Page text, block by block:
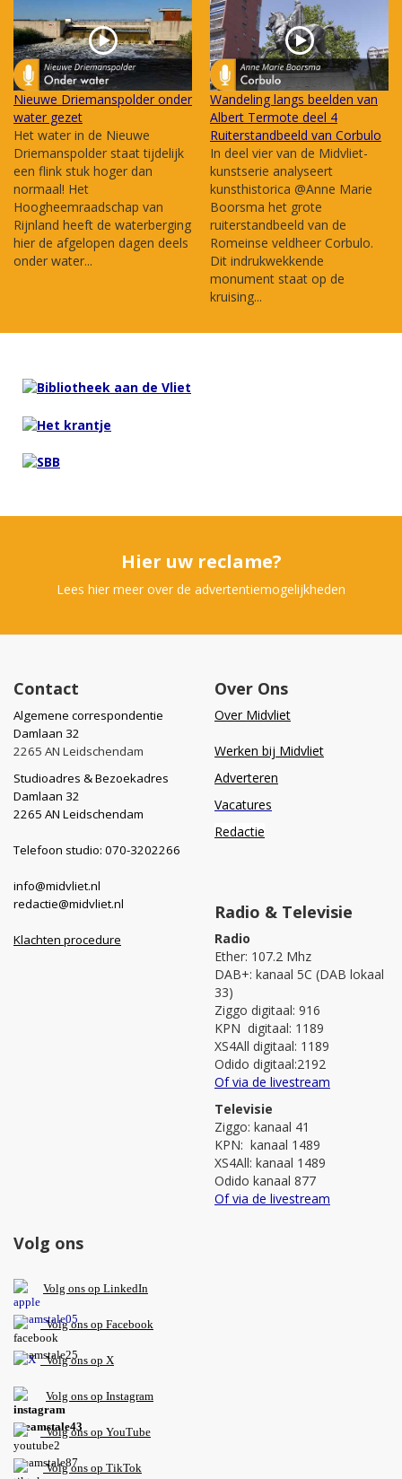
Nieuwe Driemanspolder onder
water gezet
Het water in de Nieuwe
Driemanspolder staat tijdelijk
een flink stuk hoger dan
normaal! Het
Hoogheemraadschap van
Rijnland heeft de waterberging
hier de afgelopen dagen deels
onder water...
Wandeling langs beelden van
Albert Termote deel 4
Ruiterstandbeeld van Corbulo
In deel vier van de Midvliet-
kunstserie analyseert
kunsthistorica @Anne Marie
Boorsma het grote
ruiterstandbeeld van de
Romeinse veldheer Corbulo.
Dit indrukwekkende
monument staat op de
kruising...
Hier uw reclame?
Lees hier meer over de advertentiemogelijkheden
Contact
Algemene correspondentie
Damlaan 32
2265 AN Leidschendam
Studioadres & Bezoekadres
Damlaan 32
2265 AN Leidschendam
Telefoon studio: 070-3202266
info@midvliet.nl
redactie@midvliet.nl
Klachten procedure
Over Ons
Over Midvliet
Werken bij Midvliet
Adverteren
Vacatures
Redactie
Radio & Televisie
Radio
Ether: 107.2 Mhz
DAB+: kanaal 5C (DAB lokaal
33)
Ziggo digitaal: 916
KPN digitaal: 1189
XS4All digitaal: 1189
Odido digitaal:2192
Of via de livestream
Televisie
Ziggo: kanaal 41
KPN: kanaal 1489
XS4All: kanaal 1489
Odido kanaal 877
Of via de livestream
Volg ons
Volg ons op LinkedIn
Volg ons op Facebook
Volg ons op X
Volg ons op Instagram
Volgons op YouTube
Volg ons op TikTok